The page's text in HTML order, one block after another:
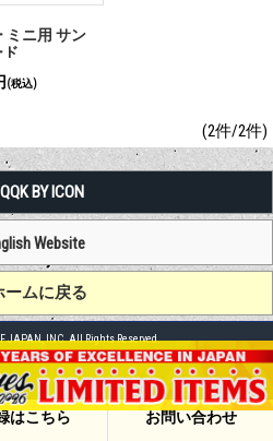
はこちら お問い合わせ
ミニ用 サン
(税込)
(2件/2件)
BY ICON
Website
ムに戻る
JAPAN, INC. All Rights Reserved.